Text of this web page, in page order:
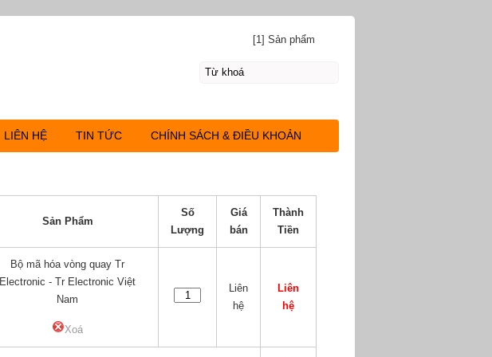
Sản Phẩm
Số
Lượng
Giá
bán
Thành
Tiền
Bộ mã hóa vòng quay Tr
Electronic - Tr Electronic Việt
Nam
Xoá
Liên
hệ
Liên
hệ
[1] Sản phẩm
LIÊN HỆ TIN TỨC CHÍNH SÁCH & ĐIỀU KHOẢN